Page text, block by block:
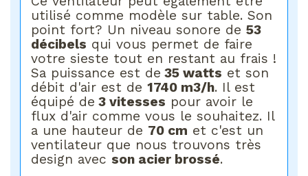
utilisé comme modèle sur table. Son
point fort? Un niveau sonore de53
décibels qui vous permet de faire
votre sieste tout en restant au frais !
Sa puissance est de 35 watts et son
débit d'air est de1740 m3/h. Il est
équipé de 3 vitesses pour avoir le
flux d'air comme vous le souhaitez. Il
a une hauteur de 70 cm et c'est un
ventilateur que nous trouvons très
design avec son acier brossé.